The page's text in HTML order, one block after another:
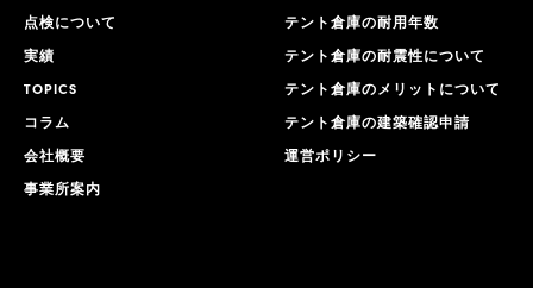
点検について
実績
TOPICS
コラム
会社概要
事業所案内
テント倉庫の耐用年数
テント倉庫の耐震性について
テント倉庫のメリットについて
テント倉庫の建築確認申請
運営ポリシー